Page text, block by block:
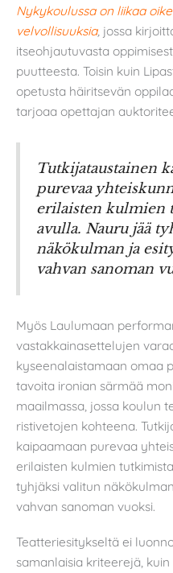
Nykykoulussa on liikaa
velvollisuuksia, jossa
itseohjautuvasta
puutteesta. Toisin kuin
opetusta häiritsevän
tarjoaa opettajan
Tutkijataustainen
purevaa
erilaisten kulmien
avulla. Nauru jää
näkökulman ja
vahvan sanoman
Myös Laulumaan
vastakkainasettelujen
kyseenalaistamaan omaa
tavoita ironian särmää
maailmassa, jossa koulun
ristivetojen kohteena.
kaipaamaan purevaa
erilaisten kulmien
tyhjäksi valitun
vahvan sanoman vuoksi.
Teatteriesitykseltä ei
samanlaisia kriteerejä,